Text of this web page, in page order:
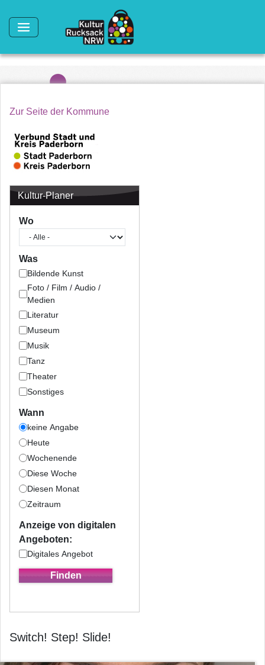
Zur Seite der Kommune
Kultur-Planer
Wo
Was
Bildende Kunst
Foto / Film / Audio /
Medien
Literatur
Museum
Musik
Tanz
Theater
Sonstiges
Wann
keine Angabe
Heute
Wochenende
Diese Woche
Diesen Monat
Zeitraum
Anzeige von digitalen
Angeboten:
Digitales Angebot
Switch! Step! Slide!